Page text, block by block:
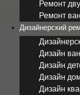
Ремонт
Ремонт
Дизайнерский
Дизайн
Дизайн
Дизайн
Дизайн